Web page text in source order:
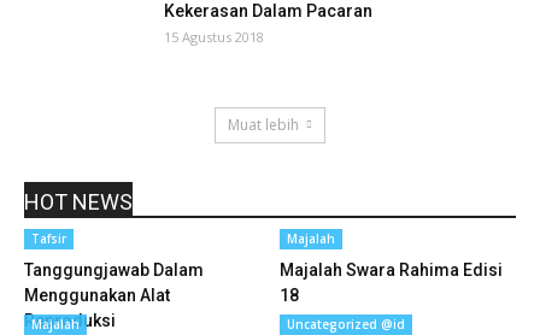
Kekerasan Dalam Pacaran
15 Agustus 2018
Muat lebih
HOT NEWS
Tafsir
Tanggungjawab Dalam
Menggunakan Alat
Reproduksi
Majalah
Majalah Swara Rahima Edisi
18
Majalah Uncategorized @id